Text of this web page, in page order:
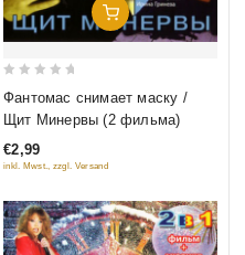
Добавить В Корзину
5
Фантомас снимает маску /
Щит Минервы (2 фильма)
€2,99
inkl. Mwst., zzgl. Versand